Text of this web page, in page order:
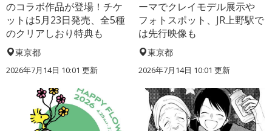
のコラボ作品が登場！チケ
ットは5月23日発売、全5種
のクリアしおり特典も
東京都
2026年7月14日 10:01 更新
ーマでクレイモデル展示や
フォトスポット、JR上野駅で
は先行映像も
東京都
2026年7月14日 10:01 更新